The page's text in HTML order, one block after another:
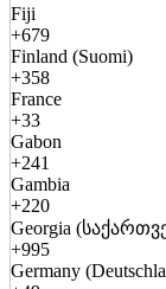
Fiji
+679
Finland (Suomi)
+358
France
+33
Gabon
+241
Gambia
+220
Georgia
+995
Germany